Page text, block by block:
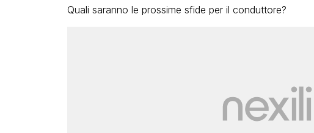
Quali saranno le prossime sfide per il conduttore?